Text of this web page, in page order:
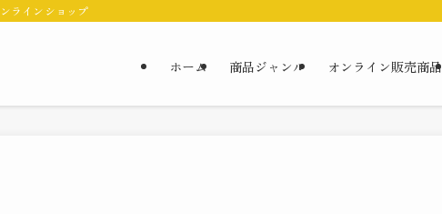
ラインショップ
ホーム 商品ジャンル オンライン販売商品